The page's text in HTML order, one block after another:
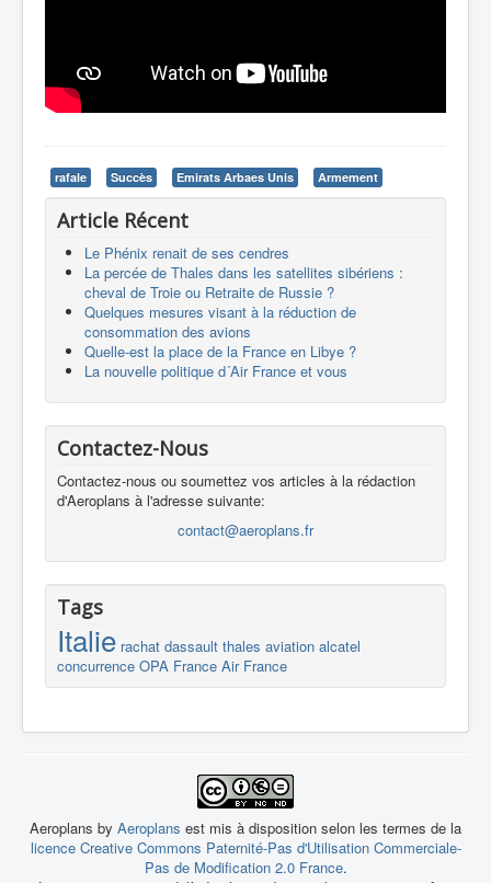
rafale Succès Emirats Arbaes Unis Armement
Article Récent
Le Phénix renait de ses cendres
La percée de Thales dans les satellites sibériens :
cheval de Troie ou Retraite de Russie ?
Quelques mesures visant à la réduction de
consommation des avions
Quelle-est la place de la France en Libye ?
La nouvelle politique d´Air France et vous
Contactez-Nous
Contactez-nous ou soumettez vos articles à la rédaction
d'Aeroplans à l'adresse suivante:
contact@aeroplans.fr
Tags
Italie rachat dassault thales aviation alcatel
concurrence OPA France Air France
Aeroplans by Aeroplans est mis à disposition selon les termes de la
licence Creative Commons Paternité-Pas d'Utilisation Commerciale-
Pas de Modification 2.0 France.